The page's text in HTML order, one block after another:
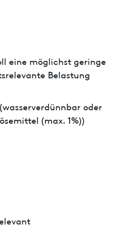
eine möglichst geringe
Belastung
oder
(max. 1%))